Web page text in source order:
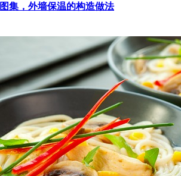
集，外墙保温的构造做法